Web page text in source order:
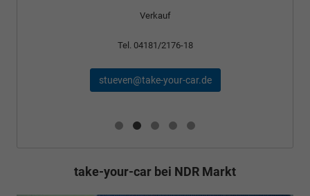
Verkauf
Tel. 04181/2176-18
stueven@take-your-car.de
take-your-car bei NDR Markt